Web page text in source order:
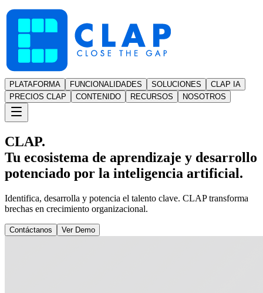
PLATAFORMA FUNCIONALIDADES SOLUCIONES
CLAP IA
PRECIOS CLAP
CONTENIDO RECURSOS NOSOTROS
CLAP.
Tu ecosistema de aprendizaje y desarrollo
potenciado por la inteligencia artificial.
Identifica, desarrolla y potencia el talento clave. CLAP transforma
brechas en crecimiento organizacional.
Contáctanos Ver Demo